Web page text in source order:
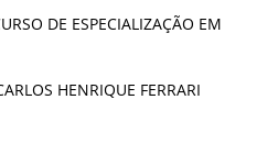
DE ESPECIALIZAÇÃO EM
HENRIQUE FERRARI